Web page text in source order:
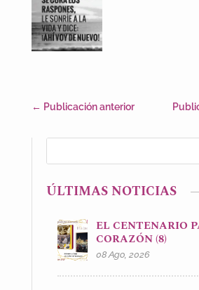
← Publicación anterior
ÚLTIMAS NOTICIAS
EL CENTENARIO
CORAZÓN (8)
08 Ago, 2026